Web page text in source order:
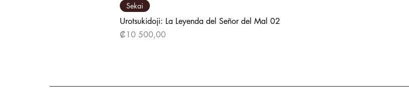
Sekai
Urotsukidoji: La Leyenda del Señor del Mal 02
Precio
₡10 500,00